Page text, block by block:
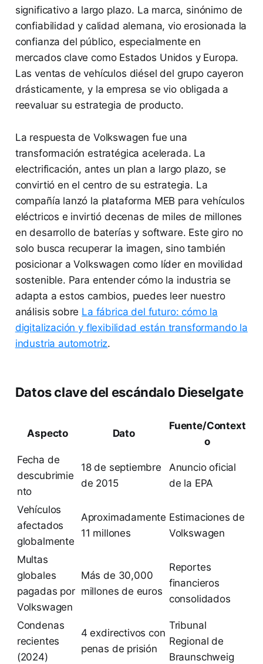
significativo a largo plazo. La marca, sinónimo de
confiabilidad y calidad alemana, vio erosionada la
confianza del público, especialmente en
mercados clave como Estados Unidos y Europa.
Las ventas de vehículos diésel del grupo cayeron
drásticamente, y la empresa se vio obligada a
reevaluar su estrategia de producto.
La respuesta de Volkswagen fue una
transformación estratégica acelerada. La
electrificación, antes un plan a largo plazo, se
convirtió en el centro de su estrategia. La
compañía lanzó la plataforma MEB para vehículos
eléctricos e invirtió decenas de miles de millones
en desarrollo de baterías y software. Este giro no
solo busca recuperar la imagen, sino también
posicionar a Volkswagen como líder en movilidad
sostenible. Para entender cómo la industria se
adapta a estos cambios, puedes leer nuestro
análisis sobre La fábrica del futuro: cómo la
digitalización y flexibilidad están transformando la
industria automotriz.
Datos clave del escándalo Dieselgate
Aspecto Dato
Fuente/Context
o
Fecha de
descubrimie
nto
18 de septiembre
de 2015
Anuncio oficial
de la EPA
Vehículos
afectados
globalmente
Aproximadamente
11 millones
Estimaciones de
Volkswagen
Multas
globales
pagadas por
Volkswagen
Más de 30,000
millones de euros
Reportes
financieros
consolidados
Condenas
recientes
(2024)
4 exdirectivos con
penas de prisión
Tribunal
Regional de
Braunschweig